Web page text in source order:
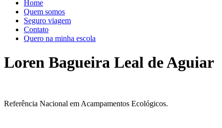
Home
Quem somos
Seguro viagem
Contato
Quero na minha escola
Loren Bagueira Leal de Aguiar
Referência Nacional em Acampamentos Ecológicos.